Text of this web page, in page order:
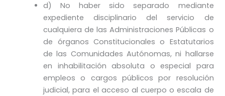
d) No haber sido separado mediante
expediente disciplinario del servicio de
cualquiera de las Administraciones Públicas o
de órganos Constitucionales o Estatutarios
de las Comunidades Autónomas, ni hallarse
en inhabilitación absoluta o especial para
empleos o cargos públicos por resolución
judicial, para el acceso al cuerpo o escala de